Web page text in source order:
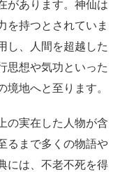
があります。神仙は
を持つとされていま
し、人間を超越した
思想や気功といった
地へと至ります。
の実在した人物が含
るまで多くの物語や
には、不老不死を得